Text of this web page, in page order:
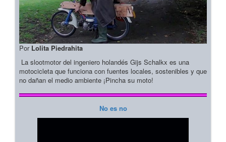
Por Lolita Piedrahita
La slootmotor del ingeniero holandés Gijs Schalkx es una
motocicleta que funciona con fuentes locales, sostenibles y que
no dañan el medio ambiente ¡Pincha su moto!
No es no